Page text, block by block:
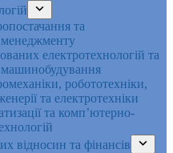
та
менеджменту
електротехнологій та
робототехніки,
та електротехніки
та комп’ютерно-
відносин та фінансів